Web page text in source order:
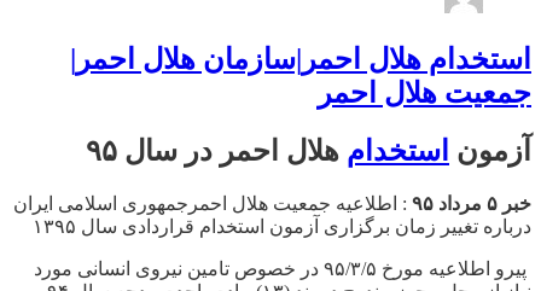
استخدام هلال احمر|سازمان هلال احمر|
جمعیت هلال احمر
آزمون استخدام هلال احمر در سال ۹۵
خبر ۵ مرداد ۹۵
: اطلاعیه‌ جمعیت هلال احمرجمهوری اسلامی ایران
درباره‌ تغییر زمان برگزاری آزمون‌ استخدام قراردادی سال ۱۳۹۵
پیرو اطلاعیه مورخ ۹۵/۳/۵ در خصوص تامین نیروی انسانی مورد